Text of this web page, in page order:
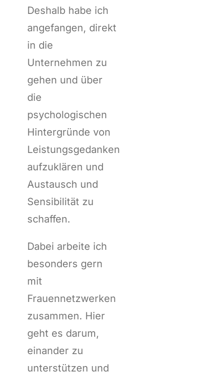
Deshalb habe ich
angefangen, direkt
in die
Unternehmen zu
gehen und über
die
psychologischen
Hintergründe von
Leistungsgedanken
aufzuklären und
Austausch und
Sensibilität zu
schaffen.
Dabei arbeite ich
besonders gern
mit
Frauennetzwerken
zusammen. Hier
geht es darum,
einander zu
unterstützen und